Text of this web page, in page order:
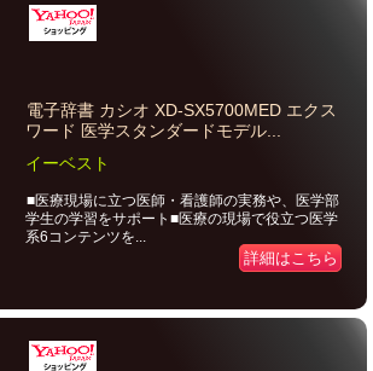
電子辞書 カシオ XD-SX5700MED エクス
ワード 医学スタンダードモデル...
イーベスト
■医療現場に立つ医師・看護師の実務や、医学部
学生の学習をサポート■医療の現場で役立つ医学
系6コンテンツを...
詳細はこちら